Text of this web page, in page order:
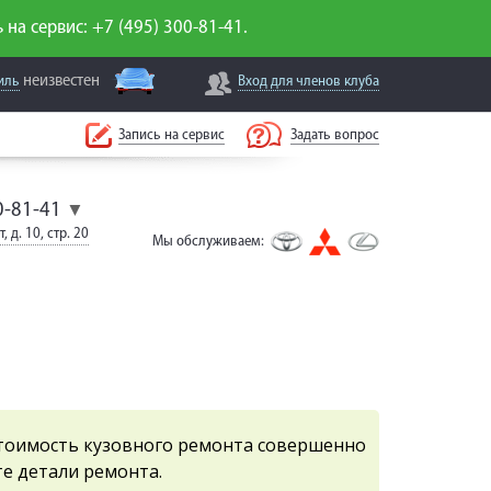
на сервис: +7 (495) 300-81-41.
неизвестен Вход для членов клуба
Запись на сервис Задать вопрос
81-41 ▼
д. 10, стр. 20 Мы обслуживаем:
кузовного ремонта совершенно
детали ремонта.